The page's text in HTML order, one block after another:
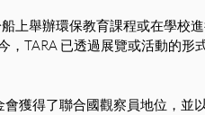
上舉辦環保教育課程或在學校
TARA 已透過展覽或活動的形
獲得了聯合國觀察員地位，並